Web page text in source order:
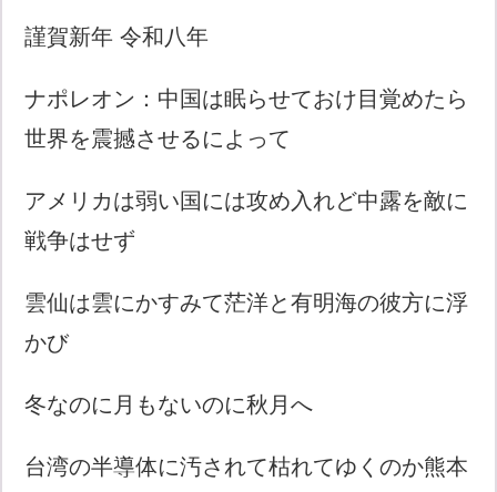
謹賀新年 令和八年
ナポレオン：中国は眠らせておけ目覚めたら
世界を震撼させるによって
アメリカは弱い国には攻め入れど中露を敵に
戦争はせず
雲仙は雲にかすみて茫洋と有明海の彼方に浮
かび
冬なのに月もないのに秋月へ
台湾の半導体に汚されて枯れてゆくのか熊本